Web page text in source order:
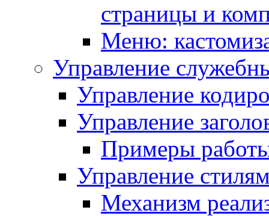
страницы и
Меню:
Управление
Управление
Управление
Примеры
Управление
Механизм